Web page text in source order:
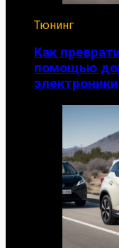
Тюнинг
Как
помощью
электроники